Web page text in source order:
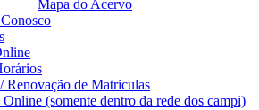
Mapa do Acervo
Renovação de Matriculas
Online (somente dentro da rede dos campi)